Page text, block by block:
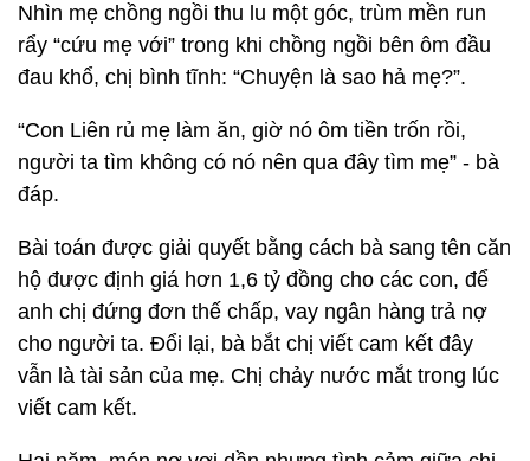
Nhìn mẹ chồng ngồi thu lu một góc, trùm mền run
rẩy “cứu mẹ với” trong khi chồng ngồi bên ôm đầu
đau khổ, chị bình tĩnh: “Chuyện là sao hả mẹ?”.
“Con Liên rủ mẹ làm ăn, giờ nó ôm tiền trốn rồi,
người ta tìm không có nó nên qua đây tìm mẹ” - bà
đáp.
Bài toán được giải quyết bằng cách bà sang tên căn
hộ được định giá hơn 1,6 tỷ đồng cho các con, để
anh chị đứng đơn thế chấp, vay ngân hàng trả nợ
cho người ta. Đổi lại, bà bắt chị viết cam kết đây
vẫn là tài sản của mẹ. Chị chảy nước mắt trong lúc
viết cam kết.